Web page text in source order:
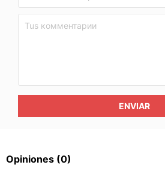
ENVIAR
Opiniones (0)